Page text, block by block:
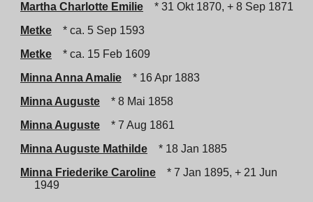
Martha Charlotte Emilie
* 31 Okt 1870, + 8 Sep 1871
Metke
* ca. 5 Sep 1593
Metke
* ca. 15 Feb 1609
Minna Anna Amalie
* 16 Apr 1883
Minna Auguste
* 8 Mai 1858
Minna Auguste
* 7 Aug 1861
Minna Auguste Mathilde
* 18 Jan 1885
Minna Friederike Caroline
* 7 Jan 1895, + 21 Jun
1949